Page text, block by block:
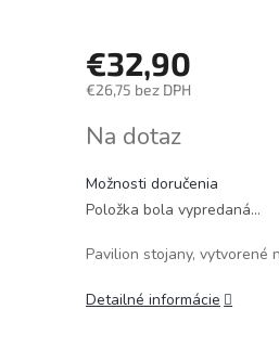
€32,90
€26,75 bez DPH
cena:
Na dotaz
Možnosti doručenia
Položka bola vypredaná…
Pavilion stojany, vytvorené
Detailné informácie